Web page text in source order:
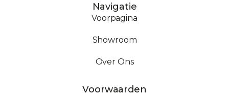
Navigatie
Voorpagina
Showroom
Over Ons
Voorwaarden